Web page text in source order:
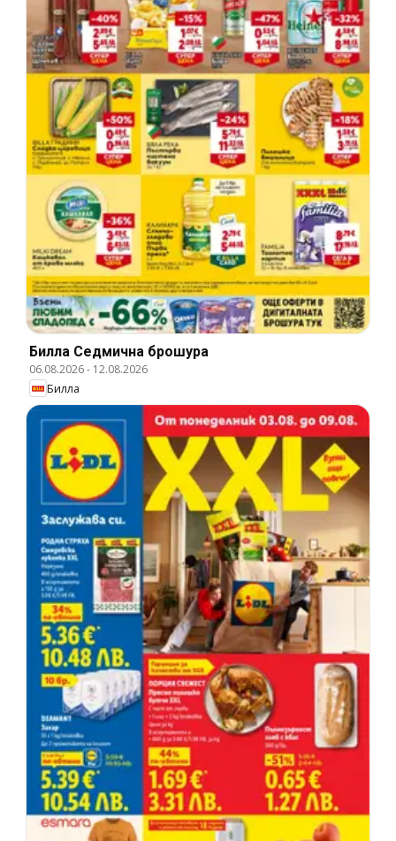
Билла Cедмична брошура
06.08.2026- 12.08.2026
Билла